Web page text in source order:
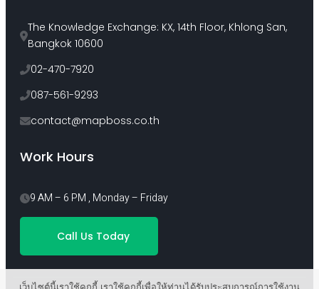
The Knowledge Exchange: KX, 14th Floor, Khlong San,
Bangkok 10600
02-470-7920
087-561-9293
contact@mapboss.co.th
Work Hours
9 AM – 6 PM , Monday – Friday
Call Us Today